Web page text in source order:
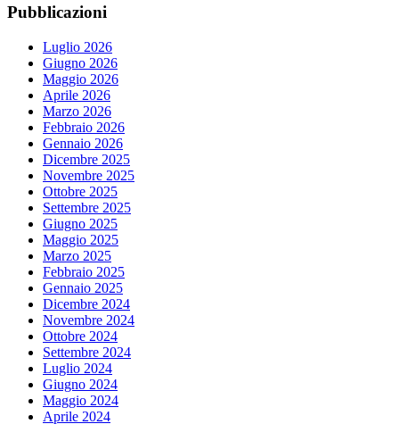
Pubblicazioni
Luglio 2026
Giugno 2026
Maggio 2026
Aprile 2026
Marzo 2026
Febbraio 2026
Gennaio 2026
Dicembre 2025
Novembre 2025
Ottobre 2025
Settembre 2025
Giugno 2025
Maggio 2025
Marzo 2025
Febbraio 2025
Gennaio 2025
Dicembre 2024
Novembre 2024
Ottobre 2024
Settembre 2024
Luglio 2024
Giugno 2024
Maggio 2024
Aprile 2024